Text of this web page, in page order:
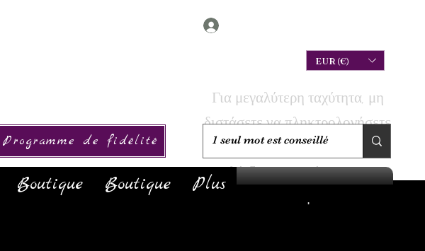
EUR (€)
Programme de fidélité
Boutique Boutique Plus
Για μεγαλύτερη ταχύτητα, μη
διστάσετε να πληκτρολογήσετε
την αναζήτησή σας για να
ελέγξετε αν το έχουμε σε